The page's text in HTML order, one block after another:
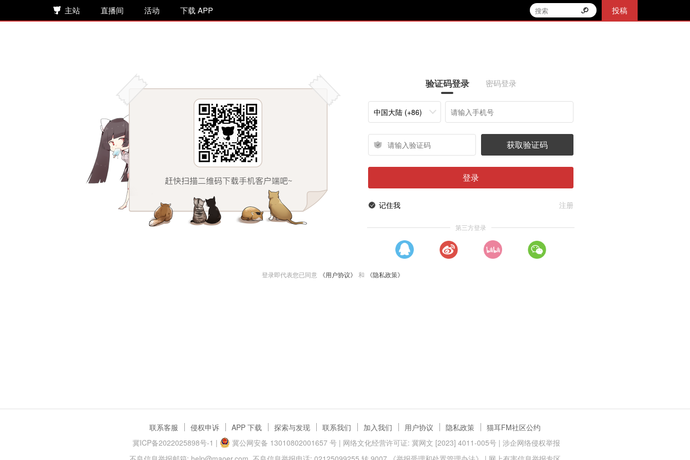
主站 直播间 活动 下载 APP 投稿
验证码登录 密码登录
中国大陆 (+86)
获取验证码
登录
记住我 注册
第三方登录
登录即代表您已同意 《用户协议》 和 《隐私政策》
联系客服 侵权申诉 APP 下载 探索与发现 联系我们 加入我们 用户协议 隐私政策
猫耳FM社区公约
冀ICP备2022025898号-1 | 冀公网安备 13010802001657 号| 网络文化经营许可证: 冀网文 [2023] 4011-005号 | 涉企网络侵权举报